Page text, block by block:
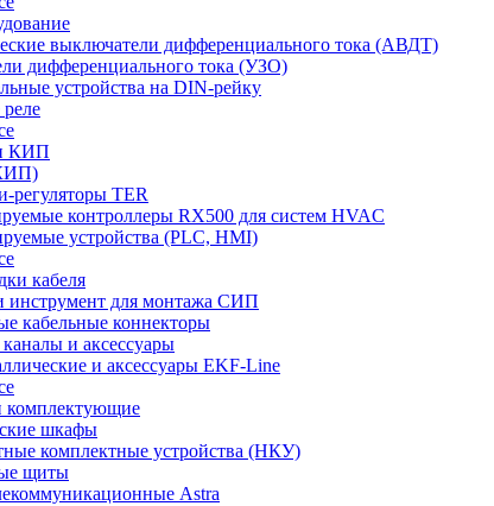
выключатели дифференциального тока (АВДТ)
дифференциального тока (УЗО)
устройства на DIN-рейку
КИП
регуляторы TER
контроллеры RX500 для систем HVAC
устройства (PLC, HMI)
кабеля
инструмент для монтажа СИП
кабельные коннекторы
и аксессуары
и аксессуары EKF-Line
комплектующие
шкафы
комплектные устройства (НКУ)
щиты
Astra